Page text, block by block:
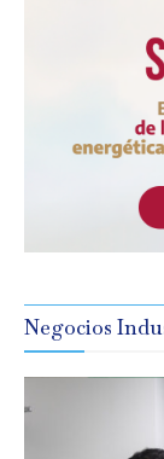
Negocios